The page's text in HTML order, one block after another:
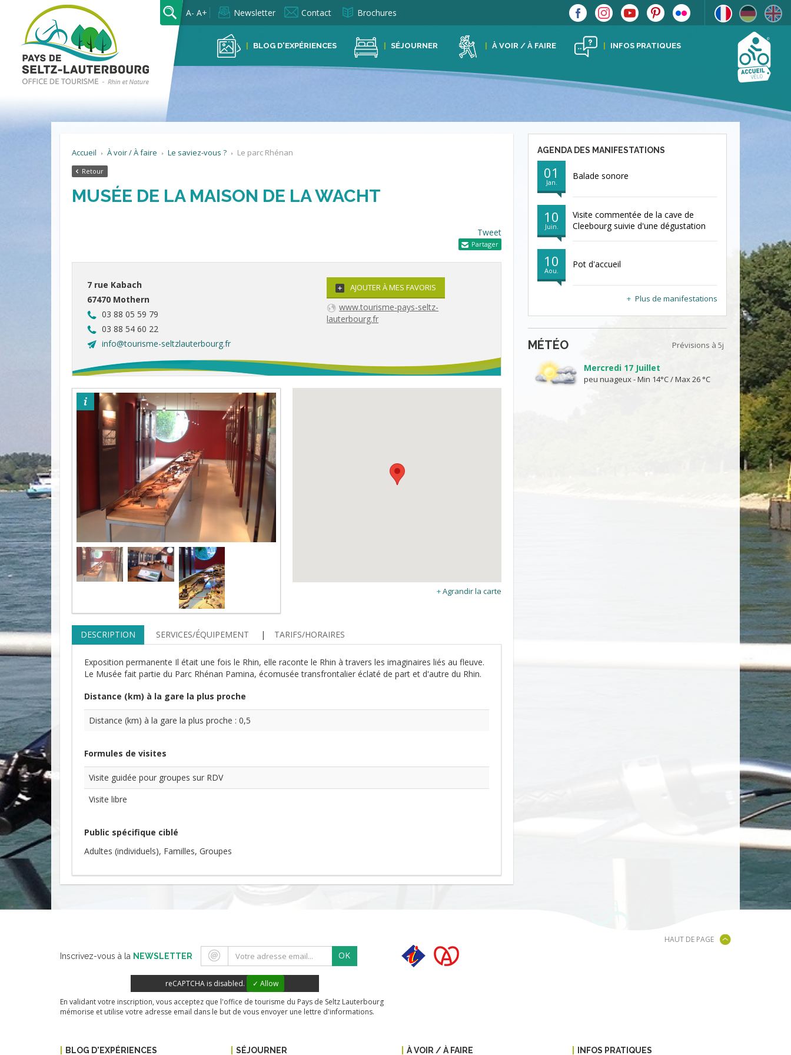
OK
A- A+ Newsletter Contact Brochures
BLOG D'EXPÉRIENCES SÉJOURNER À VOIR / À FAIRE INFOS PRATIQUES
Accueil À voir / À faire Le saviez-vous ? Le parc Rhénan
Retour
MUSÉE DE LA MAISON DE LA WACHT
Tweet
Partager
7 rue Kabach
67470 Mothern
03 88 05 59 79
03 88 54 60 22
info@tourisme-seltzlauterbourg.fr
AJOUTER À MES FAVORIS
www.tourisme-pays-seltz-
lauterbourg.fr
©OTPSL-ag
Agrandir la carte
DESCRIPTION SERVICES/ÉQUIPEMENT TARIFS/HORAIRES
Exposition permanente Il était une fois le Rhin, elle raconte le Rhin à travers les imaginaires liés au fleuve.
Le Musée fait partie du Parc Rhénan Pamina, écomusée transfrontalier éclaté de part et d'autre du Rhin.
Distance (km) à la gare la plus proche
Distance (km) à la gare la plus proche : 0,5
Formules de visites
Visite guidée pour groupes sur RDV
Visite libre
Public spécifique ciblé
Adultes (individuels) Familles Groupes
AGENDA DES MANIFESTATIONS
01
Jan.
Balade sonore
10
Juin.
Visite commentée de la cave de
Cleebourg suivie d'une dégustation
10
Aou.
Pot d'accueil
Plus de manifestations
MÉTÉO Prévisions à 5j
Mercredi 17 Juillet
peu nuageux - Min 14°C / Max 26 °C
Inscrivez-vous à la NEWSLETTER OK
reCAPTCHA is disabled.
✓ Allow
En validant votre inscription, vous acceptez que l'office de tourisme du Pays de Seltz Lauterbourg
mémorise et utilise votre adresse email dans le but de vous envoyer une lettre d'informations.
HAUT DE PAGE
BLOG D'EXPÉRIENCES SÉJOURNER À VOIR / À FAIRE INFOS PRATIQUES